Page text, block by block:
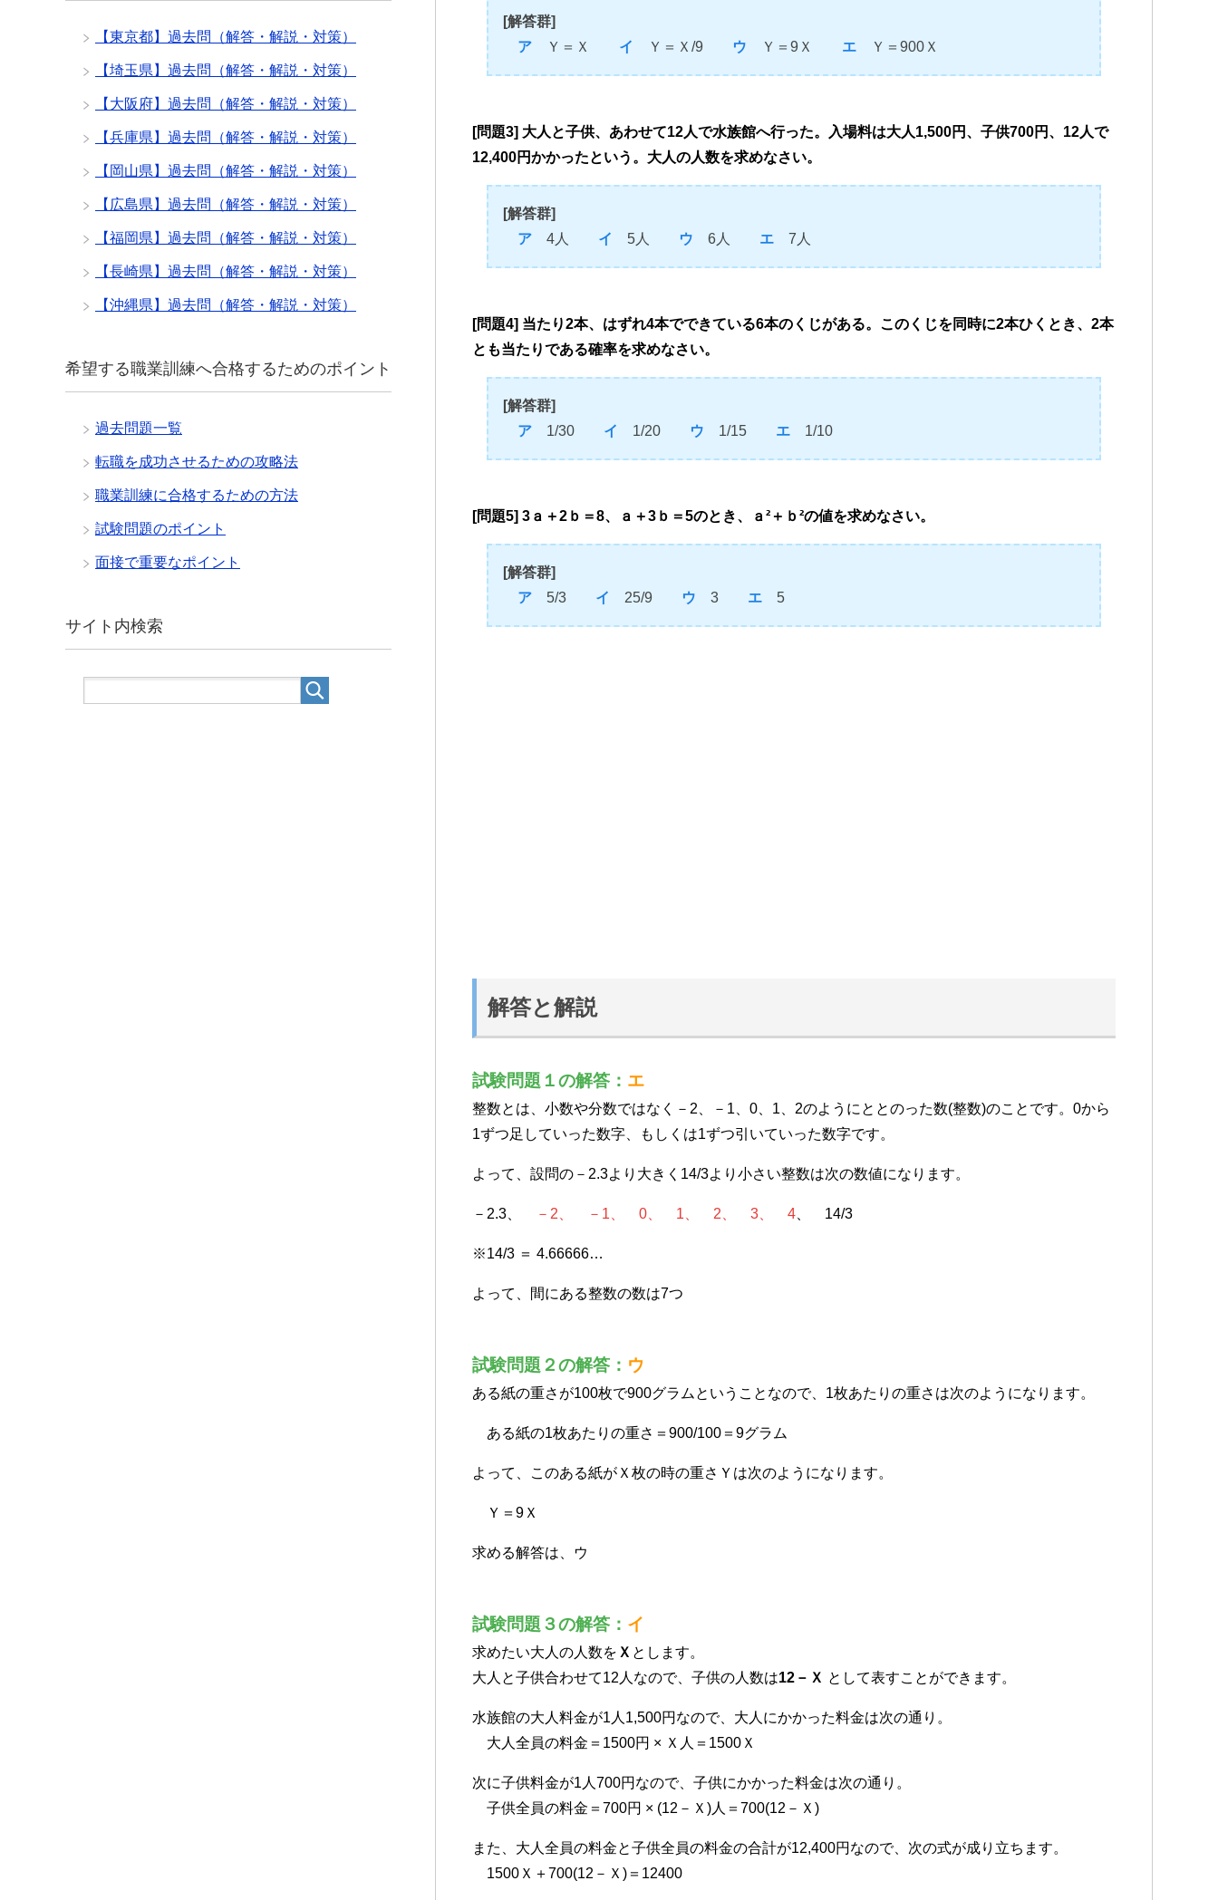
[解答群]
ア Ｙ＝Ｘ イ Ｙ＝Ｘ/9 ウ Ｙ＝9Ｘ エ Ｙ＝900Ｘ
[問題3] 大人と子供、あわせて12人で水族館へ行った。入場料は大人1,500円、子供700円、12人で
12,400円かかったという。大人の人数を求めなさい。
[解答群]
ア 4人 イ 5人 ウ 6人 エ 7人
[問題4] 当たり2本、はずれ4本でできている6本のくじがある。このくじを同時に2本ひくとき、2本
とも当たりである確率を求めなさい。
[解答群]
ア 1/30 イ 1/20 ウ 1/15 エ 1/10
[問題5] 3ａ＋2ｂ＝8、ａ＋3ｂ＝5のとき、ａ²＋ｂ²の値を求めなさい。
[解答群]
ア 5/3 イ 25/9 ウ 3 エ 5
解答と解説
試験問題１の解答： エ
整数とは、小数や分数ではなく－2、－1、0、1、2のようにととのった数(整数)のことです。0から
1ずつ足していった数字、もしくは1ずつ引いていった数字です。
よって、設問の－2.3より大きく14/3より小さい整数は次の数値になります。
－2.3、 －2、 －1、 0、 1、 2、 3、 4 、 14/3
※14/3 ＝ 4.66666…
よって、間にある整数の数は7つ
試験問題２の解答： ウ
ある紙の重さが100枚で900グラムということなので、1枚あたりの重さは次のようになります。
ある紙の1枚あたりの重さ＝900/100＝9グラム
よって、このある紙がＸ枚の時の重さＹは次のようになります。
Ｙ＝9Ｘ
求める解答は、ウ
試験問題３の解答： イ
求めたい大人の人数を Ｘ とします。
大人と子供合わせて12人なので、子供の人数は12－Ｘ として表すことができます。
水族館の大人料金が1人1,500円なので、大人にかかった料金は次の通り。
大人全員の料金＝1500円 × Ｘ人＝1500Ｘ
次に子供料金が1人700円なので、子供にかかった料金は次の通り。
子供全員の料金＝700円 × (12－Ｘ)人＝700(12－Ｘ)
また、大人全員の料金と子供全員の料金の合計が12,400円なので、次の式が成り立ちます。
1500Ｘ＋700(12－Ｘ)＝12400
【東京都】過去問（解答・解説・対策）
【埼玉県】過去問（解答・解説・対策）
【大阪府】過去問（解答・解説・対策）
【兵庫県】過去問（解答・解説・対策）
【岡山県】過去問（解答・解説・対策）
【広島県】過去問（解答・解説・対策）
【福岡県】過去問（解答・解説・対策）
【長崎県】過去問（解答・解説・対策）
【沖縄県】過去問（解答・解説・対策）
希望する職業訓練へ合格するためのポイント
過去問題一覧
転職を成功させるための攻略法
職業訓練に合格するための方法
試験問題のポイント
面接で重要なポイント
サイト内検索